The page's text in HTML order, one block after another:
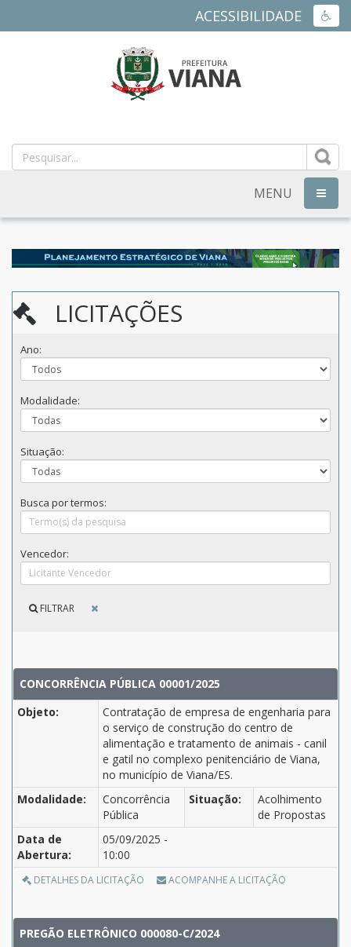
ACESSIBILIDADE
MUNICIPAL
DE
VIANA
ES
MENU
LICITAÇÕES
Ano:
Modalidade:
Situação:
Busca por termos:
Vencedor:
FILTRAR
CONCORRÊNCIA PÚBLICA 00001/2025
Objeto:
Contratação de empresa de engenharia para
o serviço de construção do centro de
alimentação e tratamento de animais - canil
e gatil no complexo penitenciário de Viana,
no município de Viana/ES.
Modalidade:
Concorrência
Pública
Situação:
Acolhimento
de Propostas
Data de
Abertura:
05/09/2025 -
10:00
DETALHES DA LICITAÇÃO ACOMPANHE A LICITAÇÃO
PREGÃO ELETRÔNICO 000080-C/2024